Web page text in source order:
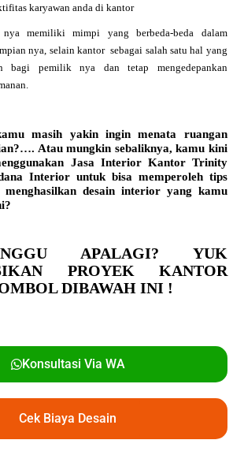
karyawan anda di kantor
memiliki mimpi yang berbeda-beda dalam
nya, selain kantor sebagai salah satu hal yang
bagi pemilik nya dan tetap mengedepankan
masih yakin ingin menata ruangan
Atau mungkin sebaliknya, kamu kini
Jasa Interior Kantor Trinity
Interior untuk bisa memperoleh tips
desain interior yang kamu
APALAGI? YUK
PROYEK KANTOR
DIBAWAH INI !
Konsultasi Via WA
Cek Biaya Desain